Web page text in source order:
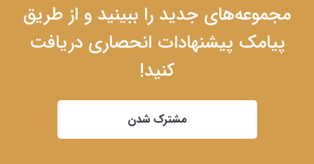
مجموعه‌های جدید را ببینید و از طریق
پیامک پیشنهادات انحصاری دریافت
کنید!
مشترک شدن